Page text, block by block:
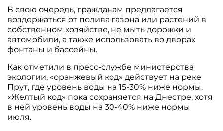
В свою очередь, гражданам предлагается
воздержаться от полива газона или растений в
собственном хозяйстве, не мыть дорожки и
автомобили, а также использовать во дворах
фонтаны и бассейны.
Как отметили в пресс-службе министерства
экологии, «оранжевый код» действует на реке
Прут, где уровень воды на 15-30% ниже нормы.
«Желтый код» пока сохраняется на Днестре, хотя
в ней уровень воды на 30-40% ниже нормы
июля.